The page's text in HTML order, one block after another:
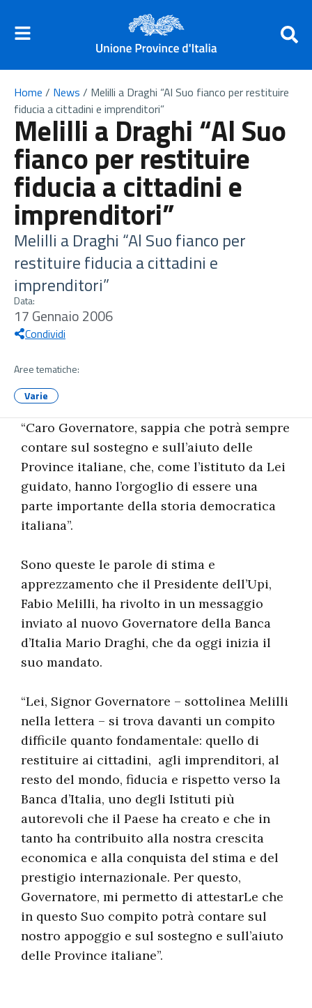
Home / News / Melilli a Draghi “Al Suo fianco per restituire
fiducia a cittadini e imprenditori”
Melilli a Draghi “Al Suo
fianco per restituire
fiducia a cittadini e
imprenditori”
Melilli a Draghi “Al Suo fianco per
restituire fiducia a cittadini e
imprenditori”
Data:
17 Gennaio 2006
Condividi
Aree tematiche:
Varie
“Caro Governatore, sappia che potrà sempre
contare sul sostegno e sull’aiuto delle
Province italiane, che, come l’istituto da Lei
guidato, hanno l’orgoglio di essere una
parte importante della storia democratica
italiana”.
Sono queste le parole di stima e
apprezzamento che il Presidente dell’Upi,
Fabio Melilli, ha rivolto in un messaggio
inviato al nuovo Governatore della Banca
d’Italia Mario Draghi, che da oggi inizia il
suo mandato.
“Lei, Signor Governatore – sottolinea Melilli
nella lettera – si trova davanti un compito
difficile quanto fondamentale: quello di
restituire ai cittadini, agli imprenditori, al
resto del mondo, fiducia e rispetto verso la
Banca d’Italia, uno degli Istituti più
autorevoli che il Paese ha creato e che in
tanto ha contribuito alla nostra crescita
economica e alla conquista del stima e del
prestigio internazionale. Per questo,
Governatore, mi permetto di attestarLe che
in questo Suo compito potrà contare sul
nostro appoggio e sul sostegno e sull’aiuto
delle Province italiane”.